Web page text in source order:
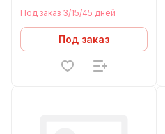
AGNI ЭМАЛИРОВАННЫЙ
Под заказ 3/15/45 дней
Под заказ